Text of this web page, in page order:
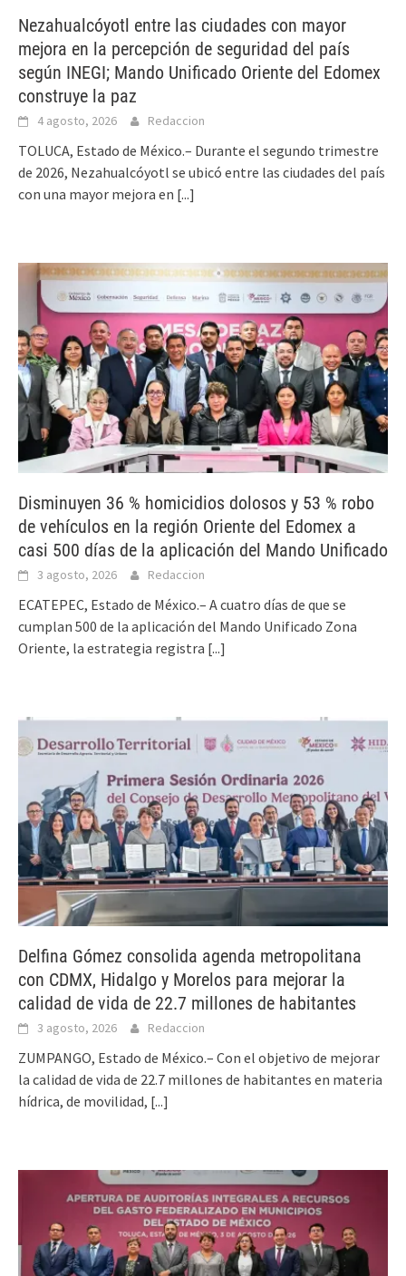
Nezahualcóyotl entre las ciudades con mayor
mejora en la percepción de seguridad del país
según INEGI; Mando Unificado Oriente del Edomex
construye la paz
4 agosto, 2026 Redaccion
TOLUCA, Estado de México.– Durante el segundo trimestre
de 2026, Nezahualcóyotl se ubicó entre las ciudades del país
con una mayor mejora en [...]
Disminuyen 36 % homicidios dolosos y 53 % robo
de vehículos en la región Oriente del Edomex a
casi 500 días de la aplicación del Mando Unificado
3 agosto, 2026 Redaccion
ECATEPEC, Estado de México.– A cuatro días de que se
cumplan 500 de la aplicación del Mando Unificado Zona
Oriente, la estrategia registra [...]
Delfina Gómez consolida agenda metropolitana
con CDMX, Hidalgo y Morelos para mejorar la
calidad de vida de 22.7 millones de habitantes
3 agosto, 2026 Redaccion
ZUMPANGO, Estado de México.– Con el objetivo de mejorar
la calidad de vida de 22.7 millones de habitantes en materia
hídrica, de movilidad, [...]